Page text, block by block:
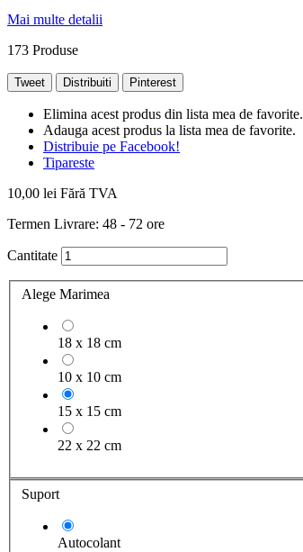
Mai multe detalii
173 Produse
Tweet Distribuiti Pinterest
Elimina acest produs din lista mea de favorite.
Adauga acest produs la lista mea de favorite.
Distribuie pe Facebook!
Tipareste
10,00 lei Fără TVA
Termen Livrare: 48 - 72 ore
Cantitate
Alege Marimea
18 x 18 cm
10 x 10 cm
15 x 15 cm
22 x 22 cm
Suport
Autocolant